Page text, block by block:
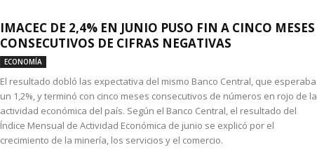
IMACEC DE 2,4% EN JUNIO PUSO FIN A CINCO MESES
CONSECUTIVOS DE CIFRAS NEGATIVAS
ECONOMÍA
El resultado dobló las expectativa del mismo Banco Central, que esperaba
un 1,2%, y terminó con cinco meses consecutivos de números en rojo de la
actividad económica del país. Según el Banco Central, el resultado del
Índice Mensual de Actividad Económica de junio se explicó por el
crecimiento de la minería, los servicios y el comercio.